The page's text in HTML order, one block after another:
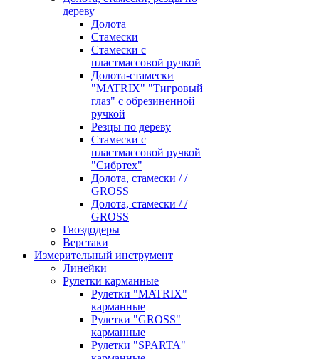
дереву
Долота
Стамески
Стамески с
пластмассовой ручкой
Долота-стамески
"MATRIX" "Тигровый
глаз" с обрезиненной
ручкой
Резцы по дереву
Стамески с
пластмассовой ручкой
"Сибртех"
Долота, стамески / /
GROSS
Долота, стамески / /
GROSS
Гвоздодеры
Верстаки
Измерительный инструмент
Линейки
Рулетки карманные
Рулетки "MATRIX"
карманные
Рулетки "GROSS"
карманные
Рулетки "SPARTA"